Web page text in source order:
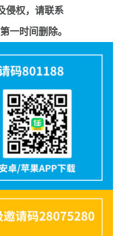
侵权，请联系
时间删除。